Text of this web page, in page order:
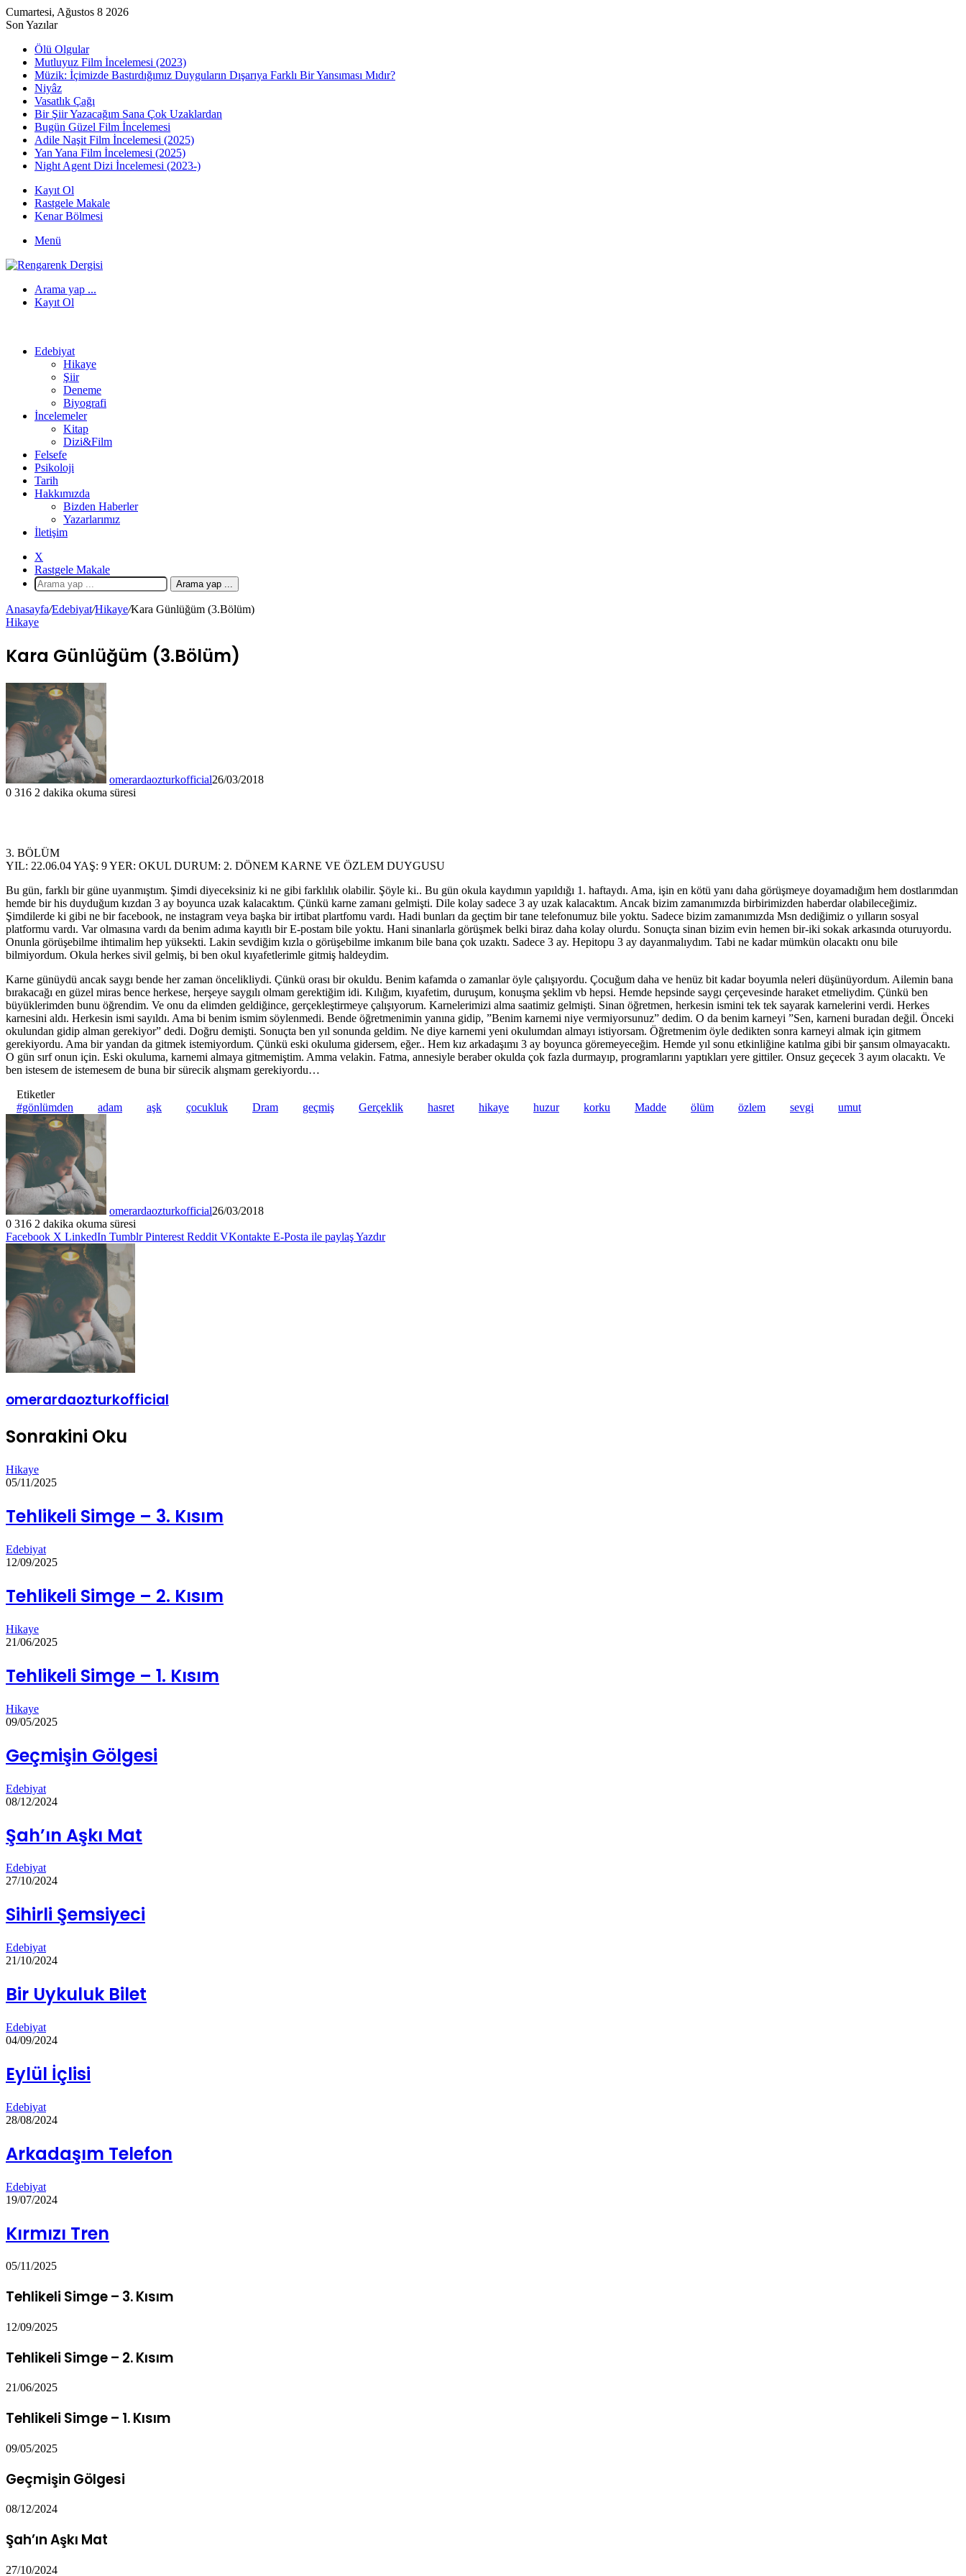
Cumartesi, Ağustos 8 2026
Son Yazılar
Ölü Olgular
Mutluyuz Film İncelemesi (2023)
Müzik: İçimizde Bastırdığımız Duyguların Dışarıya Farklı Bir Yansıması Mıdır?
Niyâz
Vasatlık Çağı
Bir Şiir Yazacağım Sana Çok Uzaklardan
Bugün Güzel Film İncelemesi
Adile Naşit Film İncelemesi (2025)
Yan Yana Film İncelemesi (2025)
Night Agent Dizi İncelemesi (2023-)
Kayıt Ol
Rastgele Makale
Kenar Bölmesi
Menü
Arama yap ...
Kayıt Ol
Edebiyat
Hikaye
Şiir
Deneme
Biyografi
İncelemeler
Kitap
Dizi&Film
Felsefe
Psikoloji
Tarih
Hakkımızda
Bizden Haberler
Yazarlarımız
İletişim
X
Rastgele Makale
Arama yap ...
Anasayfa/Edebiyat/Hikaye/Kara Günlüğüm (3.Bölüm)
Hikaye
Kara Günlüğüm (3.Bölüm)
omerardaozturkofficial26/03/2018
0 316 2 dakika okuma süresi
3. BÖLÜM
YIL: 22.06.04 YAŞ: 9 YER: OKUL DURUM: 2. DÖNEM KARNE VE ÖZLEM DUYGUSU
Bu gün, farklı bir güne uyanmıştım. Şimdi diyeceksiniz ki ne gibi farklılık olabilir. Şöyle ki.. Bu gün okula kaydımın yapıldığı 1. haftaydı. Ama, işin en kötü yanı daha görüşmeye doyamadığım hem dostlarımdan
hemde bir his duyduğum kızdan 3 ay boyunca uzak kalacaktım. Çünkü karne zamanı gelmişti. Dile kolay sadece 3 ay uzak kalacaktım. Ancak bizim zamanımızda birbirimizden haberdar olabileceğimiz.
Şimdilerde ki gibi ne bir facebook, ne instagram veya başka bir irtibat plartfomu vardı. Hadi bunları da geçtim bir tane telefonumuz bile yoktu. Sadece bizim zamanımızda Msn dediğimiz o yılların sosyal
platformu vardı. Var olmasına vardı da benim adıma kayıtlı bir E-postam bile yoktu. Hani sinanlarla görüşmek belki biraz daha kolay olurdu. Sonuçta sinan bizim evin hemen bir-iki sokak arkasında oturuyordu.
Onunla görüşebilme ihtimalim hep yüksekti. Lakin sevdiğim kızla o görüşebilme imkanım bile bana çok uzaktı. Sadece 3 ay. Hepitopu 3 ay dayanmalıydım. Tabi ne kadar mümkün olacaktı onu bile
bilmiyordum. Okula herkes sivil gelmiş, bi ben okul kıyafetlerimle gitmiş haldeydim.
Karne günüydü ancak saygı bende her zaman öncelikliydi. Çünkü orası bir okuldu. Benim kafamda o zamanlar öyle çalışıyordu. Çocuğum daha ve henüz bit kadar boyumla neleri düşünüyordum. Ailemin bana
bırakacağı en güzel miras bence herkese, herşeye saygılı olmam gerektiğim idi. Kılığım, kıyafetim, duruşum, konuşma şeklim vb hepsi. Hemde hepsinde saygı çerçevesinde haraket etmeliydim. Çünkü ben
büyüklerimden bunu öğrendim. Ve onu da elimden geldiğince, gerçekleştirmeye çalışıyorum. Karnelerimizi alma saatimiz gelmişti. Sinan öğretmen, herkesin ismini tek tek sayarak karnelerini verdi. Herkes
karnesini aldı. Herkesin ismi sayıldı. Ama bi benim ismim söylenmedi. Bende öğretmenimin yanına gidip, ”Benim karnemi niye vermiyorsunuz” dedim. O da benim karneyi ”Sen, karneni buradan değil. Önceki
okulundan gidip alman gerekiyor” dedi. Doğru demişti. Sonuçta ben yıl sonunda geldim. Ne diye karnemi yeni okulumdan almayı istiyorsam. Öğretmenim öyle dedikten sonra karneyi almak için gitmem
gerekiyordu. Ama bir yandan da gitmek istemiyordum. Çünkü eski okuluma gidersem, eğer.. Hem kız arkadaşımı 3 ay boyunca göremeyeceğim. Hemde yıl sonu etkinliğine katılma gibi bir şansım olmayacaktı.
O gün sırf onun için. Eski okuluma, karnemi almaya gitmemiştim. Amma velakin. Fatma, annesiyle beraber okulda çok fazla durmayıp, programlarını yaptıkları yere gittiler. Onsuz geçecek 3 ayım olacaktı. Ve
ben istesem de istemesem de buna bir sürecik alışmam gerekiyordu…
Etiketler
#gönlümden
adam aşk çocukluk Dram geçmiş Gerçeklik hasret hikaye huzur korku Madde ölüm özlem sevgi umut
omerardaozturkofficial26/03/2018
0 316 2 dakika okuma süresi
Facebook X LinkedIn Tumblr Pinterest Reddit VKontakte E-Posta ile paylaşYazdır
omerardaozturkofficial
Sonrakini Oku
Hikaye
05/11/2025
Tehlikeli Simge – 3. Kısım
Edebiyat
12/09/2025
Tehlikeli Simge – 2. Kısım
Hikaye
21/06/2025
Tehlikeli Simge – 1. Kısım
Hikaye
09/05/2025
Geçmişin Gölgesi
Edebiyat
08/12/2024
Şah’ın Aşkı Mat
Edebiyat
27/10/2024
Sihirli Şemsiyeci
Edebiyat
21/10/2024
Bir Uykuluk Bilet
Edebiyat
04/09/2024
Eylül İçlisi
Edebiyat
28/08/2024
Arkadaşım Telefon
Edebiyat
19/07/2024
Kırmızı Tren
05/11/2025
Tehlikeli Simge – 3. Kısım
12/09/2025
Tehlikeli Simge – 2. Kısım
21/06/2025
Tehlikeli Simge – 1. Kısım
09/05/2025
Geçmişin Gölgesi
08/12/2024
Şah’ın Aşkı Mat
27/10/2024